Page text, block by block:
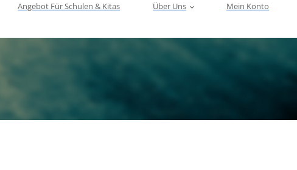
Angebot Für Schulen & Kitas Über Uns Mein Konto